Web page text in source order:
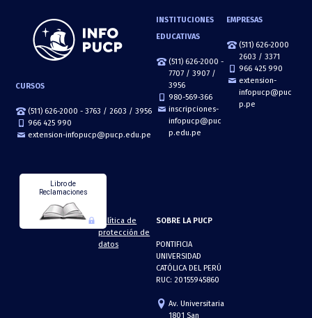
CURSOS
(511) 626-2000 - 3763 / 2603 / 3956
966 425 990
extension-infopucp@pucp.edu.pe
INSTITUCIONES
EDUCATIVAS
(511) 626-2000 -
7707 / 3907 /
3956
980-569-366
inscripciones-
infopucp@puc
p.edu.pe
EMPRESAS
(511) 626-2000
2603 / 3371
966 425 990
extension-
infopucp@puc
p.pe
Libro de
Reclamaciones
Política de
protección de
datos
SOBRE LA PUCP
PONTIFICIA
UNIVERSIDAD
CATÓLICA DEL PERÚ
RUC: 20155945860
Av. Universitaria
1801 San